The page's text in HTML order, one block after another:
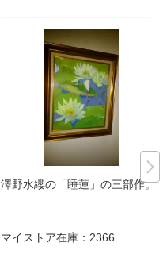
澤野水纓の「睡蓮」の三部作。
マイストア在庫： 2366